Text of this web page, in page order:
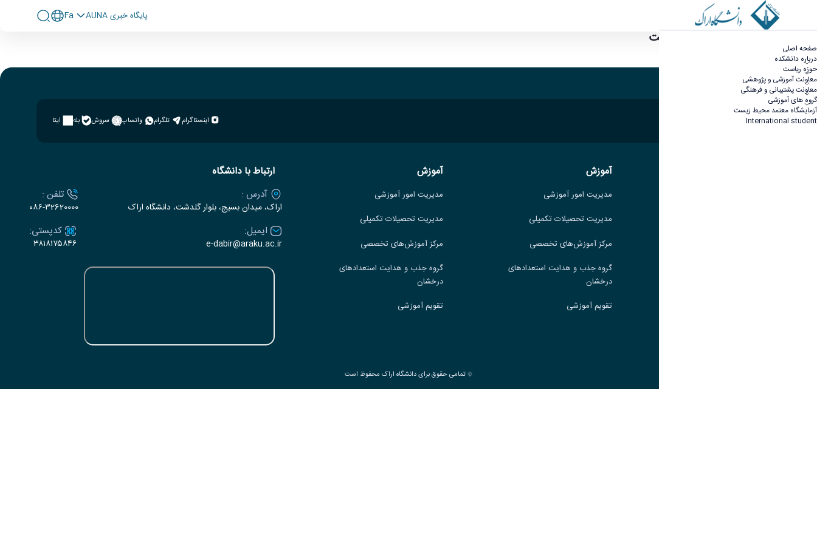
صفحه اصلی
درباره دانشکده
حوزه ریاست
معاونت آموزشی و پژوهشی
معاونت پشتیبانی و فرهنگی
گروه های آموزشی
آزمایشگاه معتمد محیط زیست
International student
پايگاه خبری AUNA Fa
تجهیزات آزمایشگاه گروه دو - دانشکده کشاورزی و منابع طبیعی
آزمایشگاه معتمد محیط زیست
در حال بروز رسانی
اینستاگرام تلگرام واتساپ سروش بله ایتا
آموزش
مدیریت امور آموزشی
مدیریت تحصیلات تکمیلی
مرکز آموزش‌های تخصصی
گروه جذب و هدایت استعدادهای
درخشان
تقویم آموزشی
آموزش
مدیریت امور آموزشی
مدیریت تحصیلات تکمیلی
مرکز آموزش‌های تخصصی
گروه جذب و هدایت استعدادهای
درخشان
تقویم آموزشی
ارتباط با دانشگاه
آدرس :
اراک، میدان بسیج، بلوار گلدشت، دانشگاه اراک
تلفن :
۰۸۶-۳2620000
ایمیل:
e-dabir@araku.ac.ir
کدپستی:
۳۸۱۸۱۷۵۸۴۶
تمامی حقوق برای دانشگاه اراک محفوظ است